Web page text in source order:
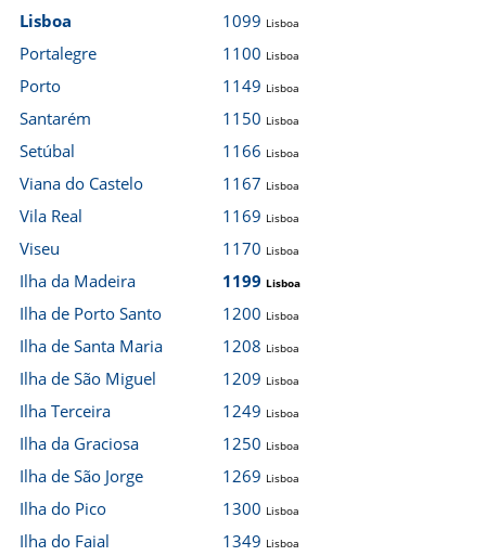
Lisboa
Portalegre
Porto
Santarém
Setúbal
Viana do Castelo
Vila Real
Viseu
Ilha da Madeira
Ilha de Porto Santo
Ilha de Santa Maria
Ilha de São Miguel
Ilha Terceira
Ilha da Graciosa
Ilha de São Jorge
Ilha do Pico
Ilha do Faial
1099 Lisboa
1100 Lisboa
1149 Lisboa
1150 Lisboa
1166 Lisboa
1167 Lisboa
1169 Lisboa
1170 Lisboa
1199 Lisboa
1200 Lisboa
1208 Lisboa
1209 Lisboa
1249 Lisboa
1250 Lisboa
1269 Lisboa
1300 Lisboa
1349 Lisboa